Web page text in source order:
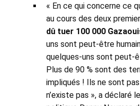
« En ce qui concerne ce
au cours des deux
dû tuer 100 000
uns sont peut-être
quelques-uns sont peut-
Plus de 90 % sont des
impliqués ! Ils ne sont
n’existe pas », a déclaré